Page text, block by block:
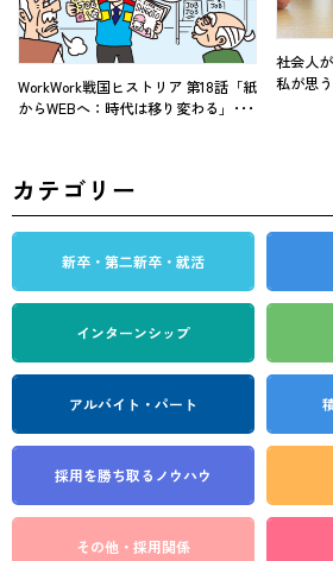
WorkWork戦国ヒストリア 第18話「紙
からWEBへ：時代は移り変わる」･･･
社会人
私が思
カテゴリー
新卒・第二新卒・就活
インターンシップ
アルバイト・パート
採用を勝ち取る ノウハウ
その他・採用関係